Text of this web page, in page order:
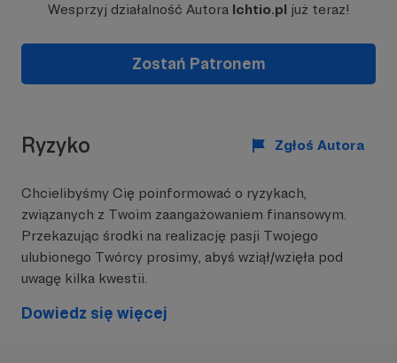
Wesprzyj działalność Autora Ichtio.pl już teraz!
Zostań Patronem
Ryzyko Zgłoś Autora
Chcielibyśmy Cię poinformować o ryzykach,
związanych z Twoim zaangażowaniem finansowym.
Przekazując środki na realizację pasji Twojego
ulubionego Twórcy prosimy, abyś wziął/wzięła pod
uwagę kilka kwestii.
Dowiedz się więcej